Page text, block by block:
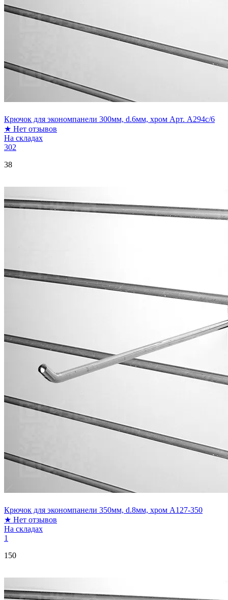
Крючок для экономпанели 300мм, d.6мм, хром Арт. A294c/6
★ Нет отзывов
На складах
302
38
Крючок для экономпанели 350мм, d.8мм, хром A127-350
★ Нет отзывов
На складах
1
150